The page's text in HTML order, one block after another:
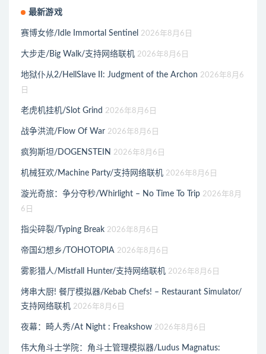
最新游戏
赛博女修/Idle Immortal Sentinel 2026年8月6日
大步走/Big Walk/支持网络联机 2026年8月6日
地狱仆从2/HellSlave II: Judgment of the Archon 2026年8月6
日
老虎机挂机/Slot Grind 2026年8月6日
战争洪流/Flow Of War 2026年8月6日
疯狗斯坦/DOGENSTEIN 2026年8月6日
机械狂欢/Machine Party/支持网络联机 2026年8月6日
漩光奇旅：争分夺秒/Whirlight – No Time To Trip 2026年8月
6日
指尖碎裂/Typing Break 2026年8月6日
帝国幻想乡/TOHOTOPIA 2026年8月6日
雾影猎人/Mistfall Hunter/支持网络联机 2026年8月6日
烤串大厨! 餐厅模拟器/Kebab Chefs! – Restaurant Simulator/
支持网络联机 2026年8月6日
夜幕：畸人秀/At Night : Freakshow 2026年8月6日
伟大角斗士学院：角斗士管理模拟器/Ludus Magnatus: